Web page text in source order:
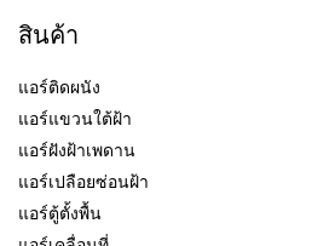
สินค้า
แอร์ติดผนัง
แอร์แขวนใต้ฝ้า
แอร์ฝังฝ้าเพดาน
แอร์เปลือยซ่อนฝ้า
แอร์ตู้ตั้งพื้น